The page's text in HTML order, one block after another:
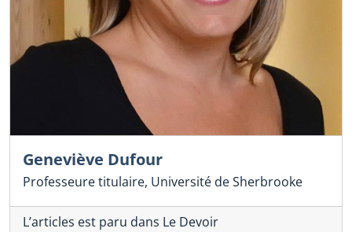
Geneviève Dufour
Professeure titulaire, Université de Sherbrooke
L’articles est paru dans Le Devoir